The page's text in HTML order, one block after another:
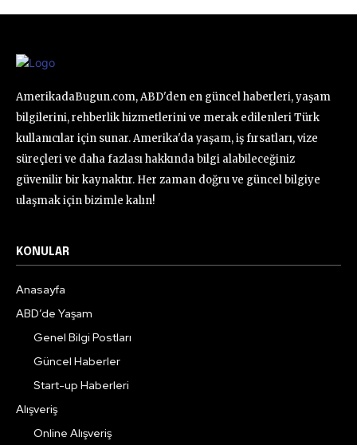
AmerikadaBugun.com, ABD'den en güncel haberleri, yaşam
bilgilerini, rehberlik hizmetlerini ve merak edilenleri Türk
kullanıcılar için sunar. Amerika'da yaşam, iş fırsatları, vize
süreçleri ve daha fazlası hakkında bilgi alabileceğiniz
güvenilir bir kaynaktır. Her zaman doğru ve güncel bilgiye
ulaşmak için bizimle kalın!
KONULAR
Anasayfa
ABD’de Yaşam
Genel Bilgi Postları
Güncel Haberler
Start-up Haberleri
Alışveriş
Online Alışveriş